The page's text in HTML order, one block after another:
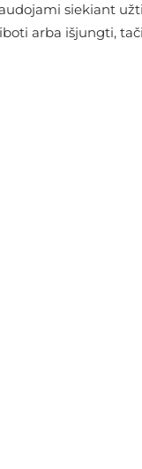
siekiant
arba išjungti,